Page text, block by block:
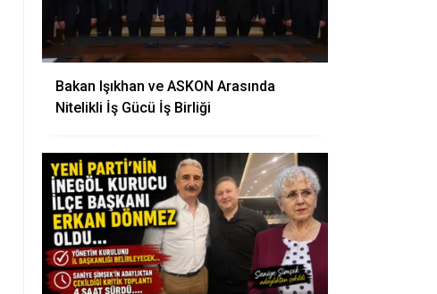
Bakan Işıkhan ve ASKON Arasında
Nitelikli İş Gücü İş Birliği